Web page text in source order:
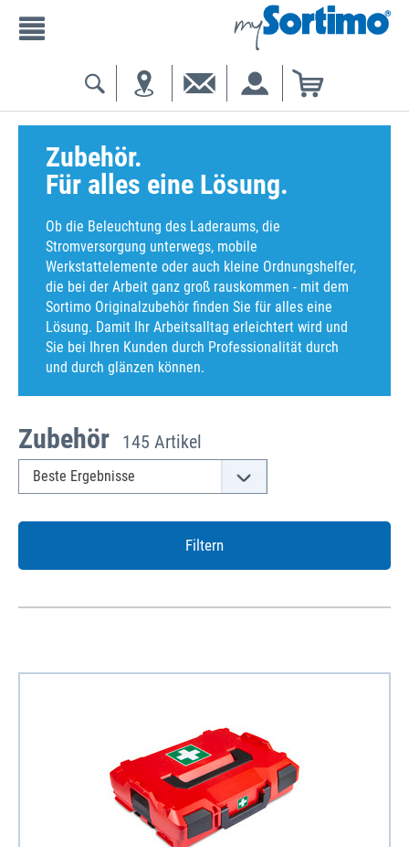
Zubehör.
Für alles eine Lösung.
Ob die Beleuchtung des Laderaums, die
Stromversorgung unterwegs, mobile
Werkstattelemente oder auch kleine Ordnungshelfer,
die bei der Arbeit ganz groß rauskommen - mit dem
Sortimo Originalzubehör finden Sie für alles eine
Lösung. Damit Ihr Arbeitsalltag erleichtert wird und
Sie bei Ihren Kunden durch Professionalität durch
und durch glänzen können.
Zubehör 145 Artikel
Filtern